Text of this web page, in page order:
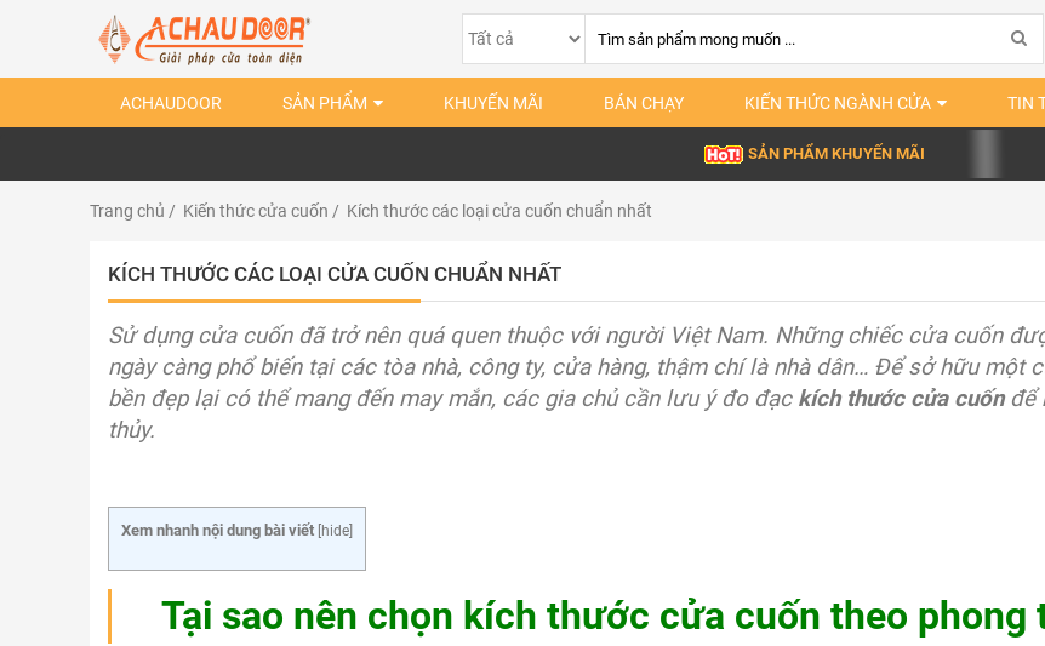
ACHAUDOOR SẢN PHẨM KHUYẾN MÃI BÁN CHẠY KIẾN THỨC NGÀNH CỬA TIN
SẢN PHẨM KHUYẾN MÃI
Trang chủ / Kiến thức cửa cuốn / Kích thước các loại cửa cuốn chuẩn nhất
KÍCH THƯỚC CÁC LOẠI CỬA CUỐN CHUẨN NHẤT
Sử dụng cửa cuốn đã trở nên quá quen thuộc với người Việt Nam. Những chiếc cửa cuốn
ngày càng phổ biến tại các tòa nhà, công ty, cửa hàng, thậm chí là nhà dân… Để sở hữu một
bền đẹp lại có thể mang đến may mắn, các gia chủ cần lưu ý đo đạc kích thước cửa cuốnđể
thủy.
Xem nhanh nội dung bài viết hide
Tại sao nên chọn kích thước cửa cuốn theo phong